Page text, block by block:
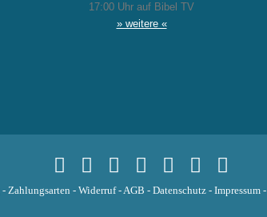
17:00 Uhr auf Bibel TV
» weitere «
- Zahlungsarten - Widerruf-AGB - Datenschutz- Impressum-